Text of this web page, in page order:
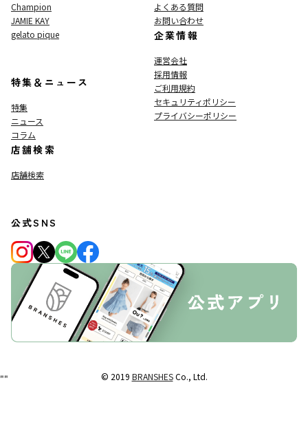
Champion
JAMIE KAY
gelato pique
特集＆ニュース
特集
ニュース
コラム
店舗検索
店舗検索
よくある質問
お問い合わせ
企業情報
運営会社
採用情報
ご利用規約
セキュリティポリシー
プライバシーポリシー
公式SNS
© 2019 BRANSHESCo., Ltd.
""